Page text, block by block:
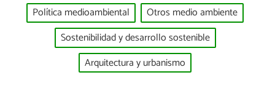
Política medioambiental
Otros medio ambiente
Sostenibilidad y desarrollo sostenible
Arquitectura y urbanismo